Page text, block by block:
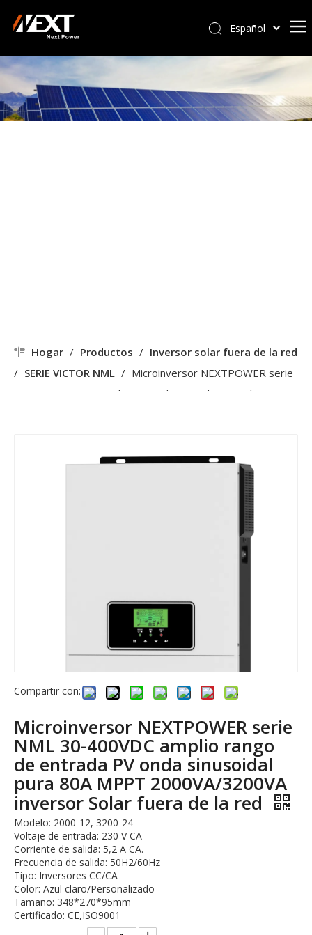
Español
Kiswahili
ไทย
Italiano
Hogar / Productos / Inversor solar fuera de la red
/ SERIE VICTOR NML / Microinversor NEXTPOWER serie
NML 30-400VDC amplio rango de entrada PV onda
Compartir con:
Microinversor NEXTPOWER serie
NML 30-400VDC amplio rango
de entrada PV onda sinusoidal
pura 80A MPPT 2000VA/3200VA
inversor Solar fuera de la red
Modelo: 2000-12, 3200-24
Voltaje de entrada: 230 V CA
Corriente de salida: 5,2 A CA.
Frecuencia de salida: 50H2/60Hz
Tipo: Inversores CC/CA
Color: Azul claro/Personalizado
Tamaño: 348*270*95mm
Certificado: CE,ISO9001